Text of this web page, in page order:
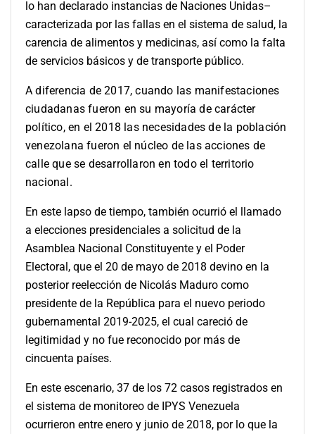
lo han declarado instancias de Naciones Unidas–
caracterizada por las fallas en el sistema de salud, la
carencia de alimentos y medicinas, así como la falta
de servicios básicos y de transporte público.
A diferencia de 2017, cuando las manifestaciones
ciudadanas fueron en su mayoría de carácter
político, en el 2018 las necesidades de la población
venezolana fueron el núcleo de las acciones de
calle que se desarrollaron en todo el territorio
nacional.
En este lapso de tiempo, también ocurrió el llamado
a elecciones presidenciales a solicitud de la
Asamblea Nacional Constituyente y el Poder
Electoral, que el 20 de mayo de 2018 devino en la
posterior reelección de Nicolás Maduro como
presidente de la República para el nuevo periodo
gubernamental 2019-2025, el cual careció de
legitimidad y no fue reconocido por más de
cincuenta países.
En este escenario, 37 de los 72 casos registrados en
el sistema de monitoreo de IPYS Venezuela
ocurrieron entre enero y junio de 2018, por lo que la